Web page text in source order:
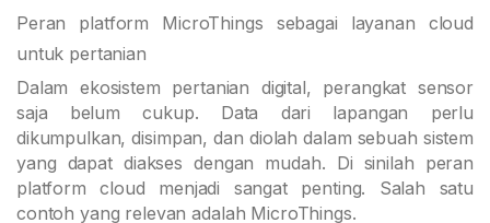
Peran platform MicroThings sebagai layanan cloud
untuk pertanian
Dalam ekosistem pertanian digital, perangkat sensor
saja belum cukup. Data dari lapangan perlu
dikumpulkan, disimpan, dan diolah dalam sebuah sistem
yang dapat diakses dengan mudah. Di sinilah peran
platform cloud menjadi sangat penting. Salah satu
contoh yang relevan adalah MicroThings.